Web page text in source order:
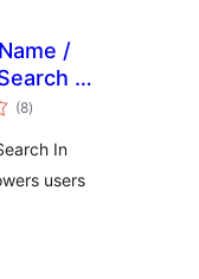
/
In
(8total
de
)
In
users